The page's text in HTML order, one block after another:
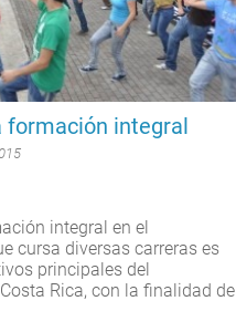
formación integral
integral en el
cursa diversas carreras es
principales del
Rica, con la finalidad de